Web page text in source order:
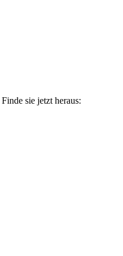
Finde sie jetzt heraus: